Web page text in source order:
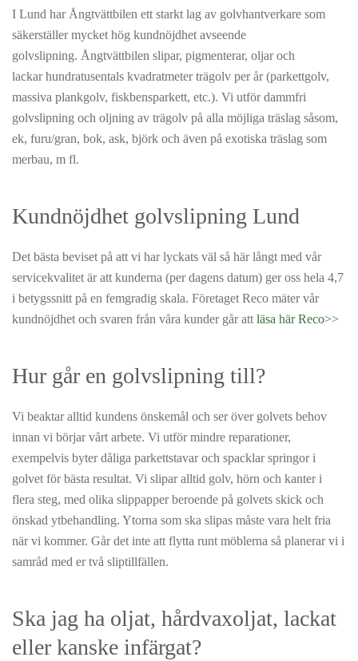
I Lund har Ångtvättbilen ett starkt lag av golvhantverkare som
säkerställer mycket hög kundnöjdhet avseende
golvslipning. Ångtvättbilen slipar, pigmenterar, oljar och
lackar hundratusentals kvadratmeter trägolv per år (parkettgolv,
massiva plankgolv, fiskbensparkett, etc.). Vi utför dammfri
golvslipning och oljning av trägolv på alla möjliga träslag såsom,
ek, furu/gran, bok, ask, björk och även på exotiska träslag som
merbau, m fl.
Kundnöjdhet golvslipning Lund
Det bästa beviset på att vi har lyckats väl så här långt med vår
servicekvalitet är att kunderna (per dagens datum) ger oss hela 4,7
i betygssnitt på en femgradig skala. Företaget Reco mäter vår
kundnöjdhet och svaren från våra kunder går att läsa här Reco>>
Hur går en golvslipning till?
Vi beaktar alltid kundens önskemål och ser över golvets behov
innan vi börjar vårt arbete. Vi utför mindre reparationer,
exempelvis byter dåliga parkettstavar och spacklar springor i
golvet för bästa resultat. Vi slipar alltid golv, hörn och kanter i
flera steg, med olika slippapper beroende på golvets skick och
önskad ytbehandling. Ytorna som ska slipas måste vara helt fria
när vi kommer. Går det inte att flytta runt möblerna så planerar vi i
samråd med er två sliptillfällen.
Ska jag ha oljat, hårdvaxoljat, lackat
eller kanske infärgat?